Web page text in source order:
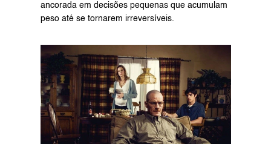
ancorada em decisões pequenas que acumulam
peso até se tornarem irreversíveis.